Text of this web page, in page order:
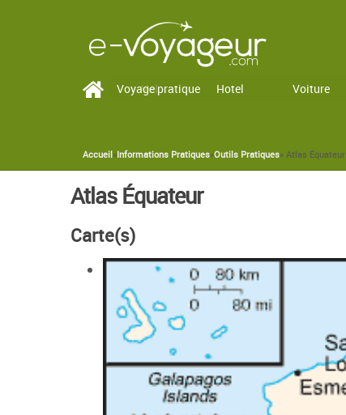
Vol Hotel Voiture
Voyage pratique
You are here
Accueil»Informations Pratiques»Outils Pratiques» Atlas Équateur
Atlas Équateur
Carte(s)